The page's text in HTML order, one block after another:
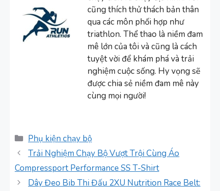
cũng thích thử thách bản thân
qua các môn phối hợp như
triathlon. Thể thao là niềm đam
mê lớn của tôi và cũng là cách
tuyệt vời để khám phá và trải
nghiệm cuộc sống. Hy vọng sẽ
được chia sẻ niềm đam mê này
cùng mọi người!
Danh
mục
Phụ kiện chạy bộ
Trải Nghiệm Chạy Bộ Vượt Trội Cùng Áo
Compressport Performance SS T-Shirt
Dây Đeo Bib Thi Đấu 2XU Nutrition Race Belt: